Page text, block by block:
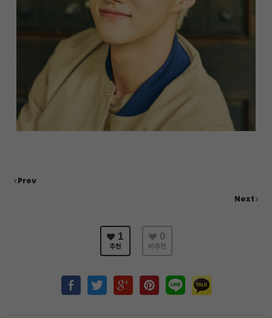
Prev
Next
1
추천
0
비추천